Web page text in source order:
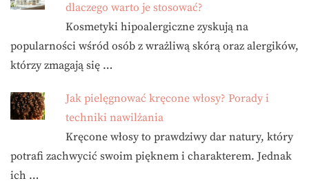
dlaczego warto je stosować?
Kosmetyki hipoalergiczne zyskują na
popularności wśród osób z wrażliwą skórą oraz alergików,
którzy zmagają się …
Jak pielęgnować kręcone włosy? Porady i
techniki nawilżania
Kręcone włosy to prawdziwy dar natury, który
potrafi zachwycić swoim pięknem i charakterem. Jednak
ich …